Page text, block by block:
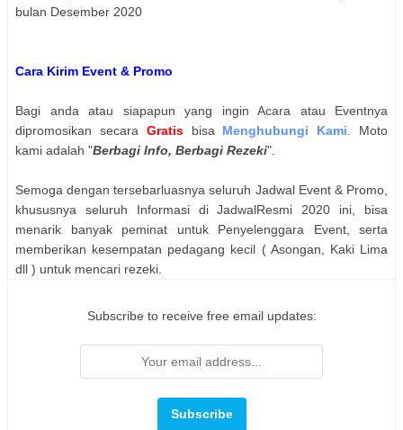
bulan Desember 2020
Cara Kirim Event & Promo
Bagi anda atau siapapun yang ingin Acara atau Eventnya
dipromosikan secara Gratisbisa Menghubungi Kami . Moto
kami adalah "Berbagi Info, Berbagi Rezeki".
Semoga dengan tersebarluasnya seluruh Jadwal Event & Promo,
khususnya seluruh Informasi di JadwalResmi 2020 ini, bisa
menarik banyak peminat untuk Penyelenggara Event, serta
memberikan kesempatan pedagang kecil ( Asongan, Kaki Lima
dll ) untuk mencari rezeki.
Subscribe to receive free email updates: